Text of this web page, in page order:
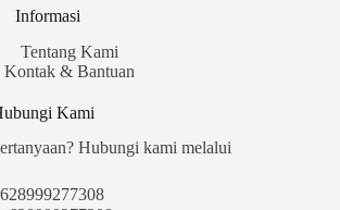
Informasi
Tentang Kami
Kontak & Bantuan
Kami
Hubungi kami melalui
628999277308